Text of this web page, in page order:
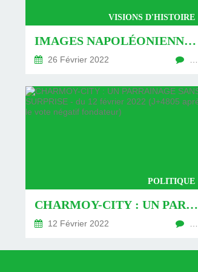
VISIONS D'HISTOIRE
IMAGES NAPOLÉONIENNES ET FRANCO-RUSSES (1) - DU 26 FÉVRIER 2022 (J+4819 APRÈS LE VOTE NÉGATIF FONDATEUR)
26 Février 2022
POLITIQUE
CHARMOY-CITY : UN PARRAINAGE SANS SURPRISE - DU 12 FÉVRIER 2022 (J+4805 APRÈS LE VOTE NÉGATIF FONDATEUR)
12 Février 2022